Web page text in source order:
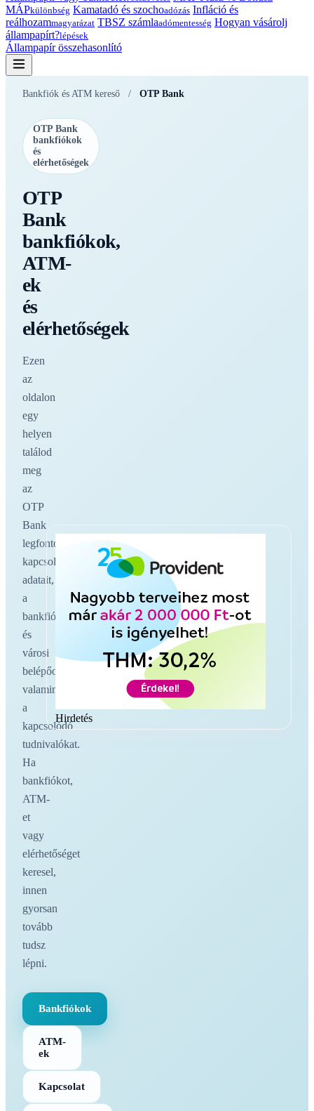
MÁPkülönbség Kamatadó és szochoadózás Infláció és
reálhozammagyarázat TBSZ számlaadómentesség Hogyan vásárolj
állampapírt?lépések
Állampapír összehasonlító
Bankfiók és ATM kereső / OTP Bank
OTP Bank
bankfiókok
és
elérhetőségek
OTP
Bank
bankfiókok,
ATM-
ek
és
elérhetőségek
Ezen
az
oldalon
egy
helyen
találod
meg
az
OTP
Bank
legfontosabb
kapcsolati
adatait,
a
bankfiókokat
és
városi
belépőoldalakat,
valamint
a
kapcsolódó
tudnivalókat.
Ha
bankfiókot,
ATM-
et
vagy
elérhetőséget
keresel,
innen
gyorsan
tovább
tudsz
lépni.
Bankfiókok
ATM-
ek
Kapcsolat
Hirdetés